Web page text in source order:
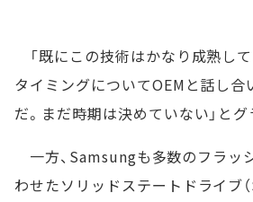
「既にこの技術はかなり成熟し
タイミングについてOEMと話し合
だ。まだ時期は決めていない」とグ
一方、Samsungも多数のフラッ
わせたソリッドステートドライブ